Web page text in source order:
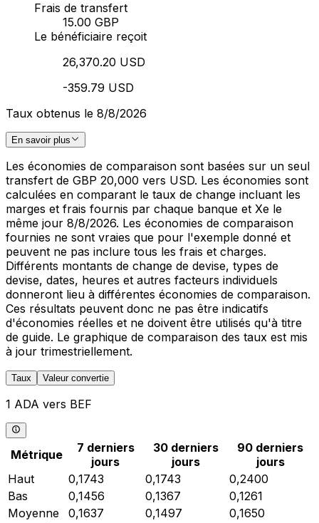
Frais de transfert
15.00 GBP
Le bénéficiaire reçoit
26,370.20 USD
-359.79 USD
Taux obtenus le 8/8/2026
En savoir plus
Les économies de comparaison sont basées sur un seul
transfert de GBP 20,000 vers USD. Les économies sont
calculées en comparant le taux de change incluant les
marges et frais fournis par chaque banque et Xe le
même jour 8/8/2026. Les économies de comparaison
fournies ne sont vraies que pour l'exemple donné et
peuvent ne pas inclure tous les frais et charges.
Différents montants de change de devise, types de
devise, dates, heures et autres facteurs individuels
donneront lieu à différentes économies de comparaison.
Ces résultats peuvent donc ne pas être indicatifs
d'économies réelles et ne doivent être utilisés qu'à titre
de guide. Le graphique de comparaison des taux est mis
à jour trimestriellement.
Taux Valeur convertie
1 ADA vers BEF
Métrique
7 derniers
jours
30 derniers
jours
90 derniers
jours
Haut
0,1743 0,1743
0,2400
Bas
0,1456 0,1367
0,1261
Moyenne
0,1637 0,1497
0,1650